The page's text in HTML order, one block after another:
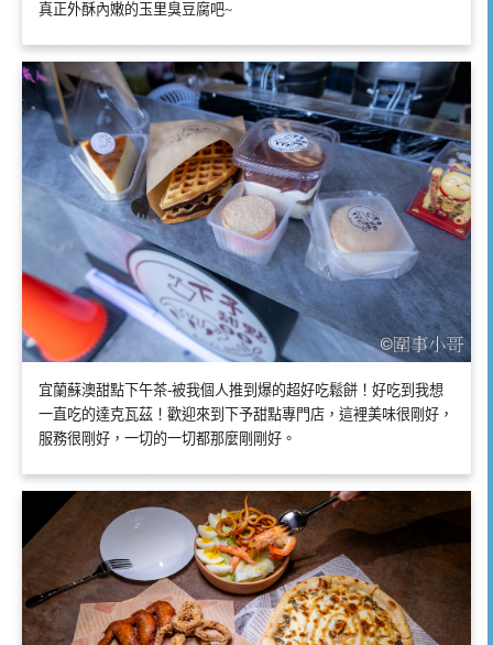
真正外酥內嫩的玉里臭豆腐吧~
宜蘭蘇澳甜點下午茶-被我個人推到爆的超好吃鬆餅！好吃到我想
一直吃的達克瓦茲！歡迎來到下予甜點專門店，這裡美味很剛好，
服務很剛好，一切的一切都那麼剛剛好。